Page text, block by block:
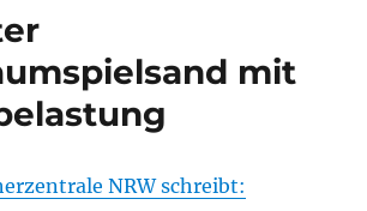
Webseite
wirkt
unseriös,
Versicherung
mir
teuer.
mit
NRW schreibt: